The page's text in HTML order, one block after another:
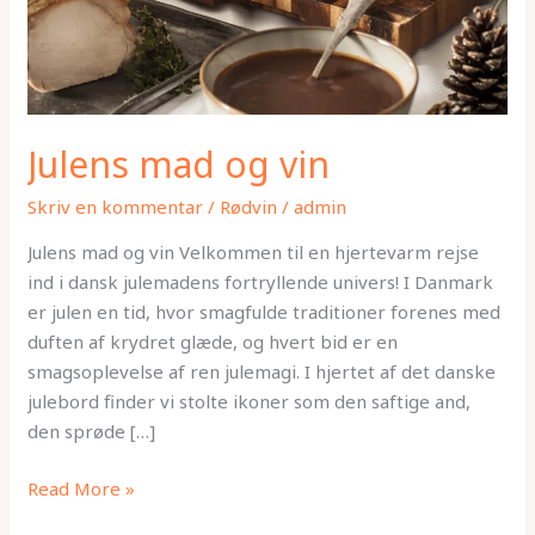
Julens mad og vin
Skriv en kommentar / Rødvin /admin
Julens mad og vin Velkommen til en hjertevarm rejse
ind i dansk julemadens fortryllende univers! I Danmark
er julen en tid, hvor smagfulde traditioner forenes med
duften af krydret glæde, og hvert bid er en
smagsoplevelse af ren julemagi. I hjertet af det danske
julebord finder vi stolte ikoner som den saftige and,
den sprøde […]
Read More »